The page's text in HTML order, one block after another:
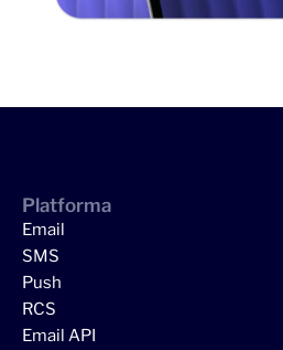
Platforma
Email
SMS
Push
RCS
Email API